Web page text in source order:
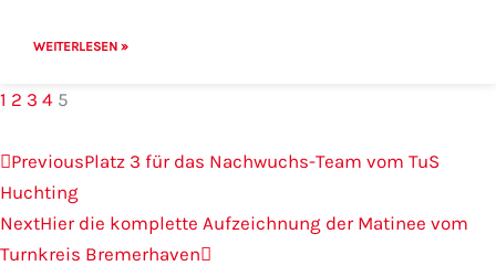
WEITERLESEN »
1 2 3 4 5
Zurück
PreviousPlatz 3 für das Nachwuchs-Team vom TuS
Huchting
NextHier die komplette Aufzeichnung der Matinee vom
Turnkreis Bremerhaven
Nächster